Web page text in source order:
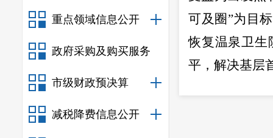
重点领域信息公开
政府采购及购买服务
市级财政预决算
减税降费信息公开
可及圈”为目
恢复温泉卫生
平，解决基层